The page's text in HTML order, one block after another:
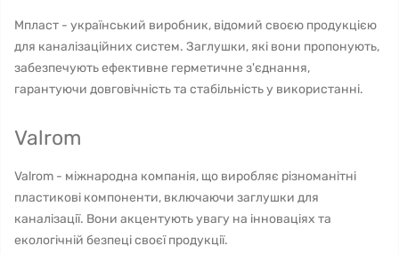
Мпласт - український виробник, відомий своєю продукцією
для каналізаційних систем. Заглушки, які вони пропонують,
забезпечують ефективне герметичне з'єднання,
гарантуючи довговічність та стабільність у використанні.
Valrom
Valrom - міжнародна компанія, що виробляє різноманітні
пластикові компоненти, включаючи заглушки для
каналізації. Вони акцентують увагу на інноваціях та
екологічній безпеці своєї продукції.